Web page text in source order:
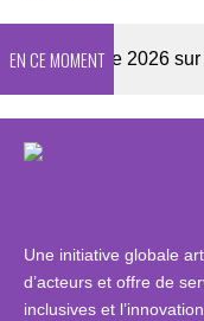
EN CE MOMENT
Enquête 2026 sur la
Une initiative globale
d’acteurs et offre de
inclusives et